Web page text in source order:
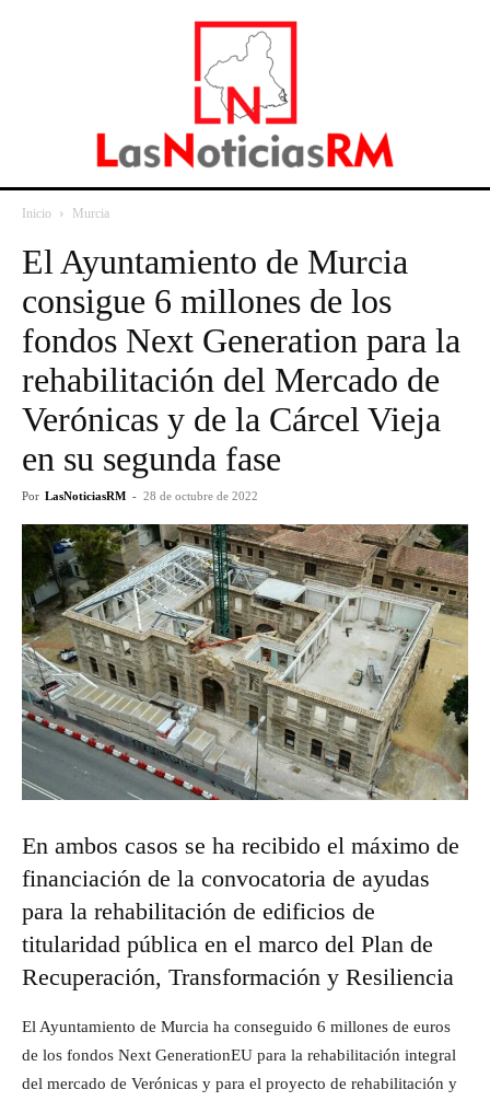
Inicio Murcia
El Ayuntamiento de Murcia
consigue 6 millones de los
fondos Next Generation para la
rehabilitación del Mercado de
Verónicas y de la Cárcel Vieja
en su segunda fase
Por LasNoticiasRM - 28 de octubre de 2022
En ambos casos se ha recibido el máximo de
financiación de la convocatoria de ayudas
para la rehabilitación de edificios de
titularidad pública en el marco del Plan de
Recuperación, Transformación y Resiliencia
El Ayuntamiento de Murcia ha conseguido 6 millones de euros
de los fondos Next GenerationEU para la rehabilitación integral
del mercado de Verónicas y para el proyecto de rehabilitación y